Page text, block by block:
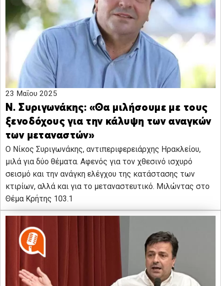
23 Μαΐου 2025
Ν. Συριγωνάκης: «Θα μιλήσουμε με τους
ξενοδόχους για την κάλυψη των αναγκών
των μεταναστών»
O Νίκος Συριγωνάκης, αντιπεριφερειάρχης Ηρακλείου,
μιλά για δύο θέματα. Αφενός για τον χθεσινό ισχυρό
σεισμό και την ανάγκη ελέγχου της κατάστασης των
κτιρίων, αλλά και για το μεταναστευτικό. Μιλώντας στο
Θέμα Κρήτης 103.1